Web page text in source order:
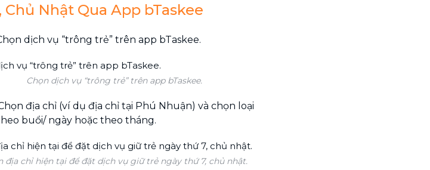
Chủ Nhật Qua App bTaskee
dịch vụ “trông trẻ” trên app bTaskee.
Chọn dịch vụ “trông trẻ” trên app bTaskee.
địa chỉ (ví dụ địa chỉ tại Phú Nhuận) và chọn loại
buổi/ ngày hoặc theo tháng.
địa chỉ hiện tại để đặt dịch vụ giữ trẻ ngày thứ 7, chủ nhật.